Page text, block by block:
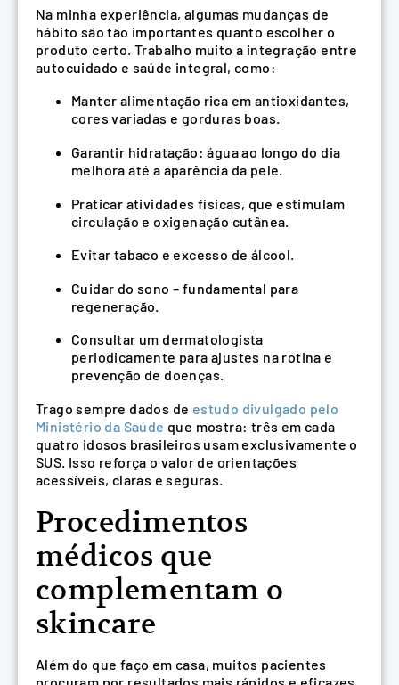
Na minha experiência, algumas mudanças de
hábito são tão importantes quanto escolher o
produto certo. Trabalho muito a integração entre
autocuidado e saúde integral, como:
Manter alimentação rica em antioxidantes,
cores variadas e gorduras boas.
Garantir hidratação: água ao longo do dia
melhora até a aparência da pele.
Praticar atividades físicas, que estimulam
circulação e oxigenação cutânea.
Evitar tabaco e excesso de álcool.
Cuidar do sono – fundamental para
regeneração.
Consultar um dermatologista
periodicamente para ajustes na rotina e
prevenção de doenças.
Trago sempre dados de estudo divulgado pelo
Ministério da Saúde que mostra: três em cada
quatro idosos brasileiros usam exclusivamente o
SUS. Isso reforça o valor de orientações
acessíveis, claras e seguras.
Procedimentos
médicos que
complementam o
skincare
Além do que faço em casa, muitos pacientes